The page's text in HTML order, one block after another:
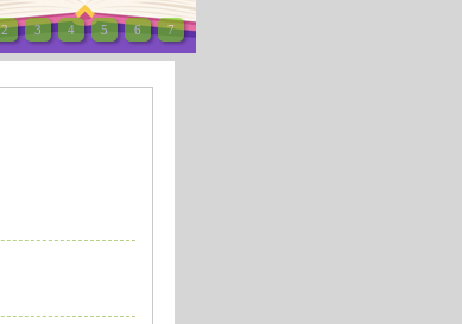
2 3 4 5 6 7